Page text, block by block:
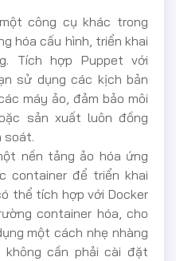
công cụ khác trong
hóa cấu hình, triển khai
Tích hợp Puppet với
sử dụng các kịch bản
máy ảo, đảm bảo môi
sản xuất luôn đồng
soát.
nền tảng ảo hóa ứng
container để triển khai
thể tích hợp với Docker
container hóa, cho
một cách nhẹ nhàng
không cần phải cài đặt